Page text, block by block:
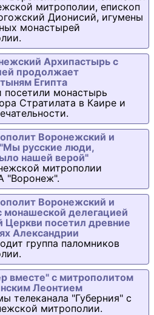
митрополии, епископ
Дионисий, игумены
монастырей
Архипастырь с
продолжает
Египта
посетили монастырь
Стратилата в Каире и
Воронежский и
русские люди,
нашей верой"
митрополии
"Воронеж".
Воронежский и
монашеской делегацией
Церкви посетил древние
Александрии
группа паломников
вместе" с митрополитом
Леонтием
телеканала "Губерния" с
митрополии.